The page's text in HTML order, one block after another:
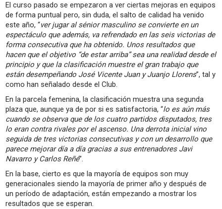
El curso pasado se empezaron a ver ciertas mejoras en equipos
de forma puntual pero, sin duda, el salto de calidad ha venido
este año, “ver jugar al sénior masculino se convierte en un
espectáculo que además, va refrendado en las seis victorias de
forma consecutiva que ha obtenido. Unos resultados que
hacen que el objetivo “de estar arriba” sea una realidad desde el
principio y que la clasificación muestre el gran trabajo que
están desempeñando José Vicente Juan y Juanjo Llorens”, tal y
como han señalado desde el Club.
En la parcela femenina, la clasificación muestra una segunda
plaza que, aunque ya de por si es satisfactoria, “lo es aún más
cuando se observa que de los cuatro partidos disputados, tres
lo eran contra rivales por el ascenso. Una derrota inicial vino
seguida de tres victorias consecutivas y con un desarrollo que
parece mejorar día a día gracias a sus entrenadores Javi
Navarro y Carlos Reñé”.
En la base, cierto es que la mayoría de equipos son muy
generacionales siendo la mayoría de primer año y después de
un período de adaptación, están empezando a mostrar los
resultados que se esperan.